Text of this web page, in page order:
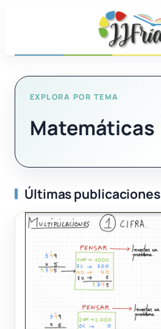
EXPLORA POR TEMA
Matemáticas
Últimas publicaciones